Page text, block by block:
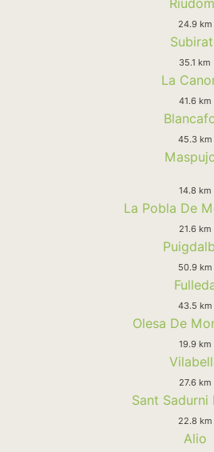
24.9 km
35.1 km
La
41.6 km
45.3 km
14.8 km
La Pobla De
21.6 km
50.9 km
43.5 km
Olesa De
19.9 km
27.6 km
Sant Sadurni
22.8 km
Alio